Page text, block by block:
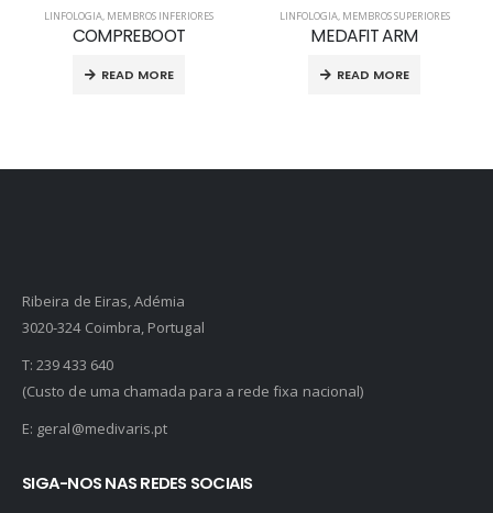
LINFOLOGIA, MEMBROS INFERIORES
COMPREBOOT
READ MORE
LINFOLOGIA, MEMBROS SUPERIORES
MEDAFIT ARM
READ MORE
Ribeira de Eiras, Adémia
3020-324 Coimbra, Portugal
T:239 433 640
(Custo de uma chamada para a rede fixa nacional)
E: geral@medivaris.pt
SIGA-NOS NAS REDES SOCIAIS